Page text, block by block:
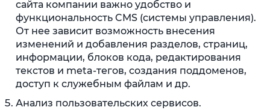
сайта компании важно удобство и
функциональность CMS (системы управления).
От нее зависит возможность внесения
изменений и добавления разделов, страниц,
информации, блоков кода, редактирования
текстов и meta-тегов, создания поддоменов,
доступ к служебным файлам и др.
Анализ пользовательских сервисов.